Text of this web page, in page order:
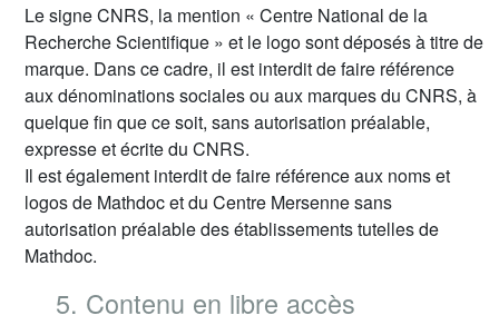
Le signe CNRS, la mention « Centre National de la
Recherche Scientifique » et le logo sont déposés à titre de
marque. Dans ce cadre, il est interdit de faire référence
aux dénominations sociales ou aux marques du CNRS, à
quelque fin que ce soit, sans autorisation préalable,
expresse et écrite du CNRS.
Il est également interdit de faire référence aux noms et
logos de Mathdoc et du Centre Mersenne sans
autorisation préalable des établissements tutelles de
Mathdoc.
5. Contenu en libre accès